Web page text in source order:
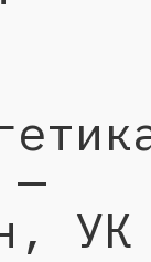
—
УК